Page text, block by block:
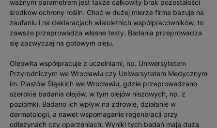
ważnym parametrem jest także całkowity brak pozostałości
środków ochrony roślin. Choć w dużej mierze firma bazuje na
zaufaniu i na deklaracjach wieloletnich współpracowników, to
zawsze przeprowadza własne testy. Badania przeprowadza
się zazwyczaj na gotowym oleju.
Oleowita współpracuje z uczelniami, np. Uniwersytetem
Przyrodniczym we Wrocławiu czy Uniwersytetem Medycznym
im. Piastów Śląskich we Wrocławiu, gdzie przeprowadzano
szerokie badania olejów, w tym olejów niszowych, np. z
poziomki. Badano ich wpływ na zdrowie, działanie w
dermatologii, a nawet wspomaganie regeneracji przy
odleżynach czy oparzeniach. Wyniki tych badań mają dużą